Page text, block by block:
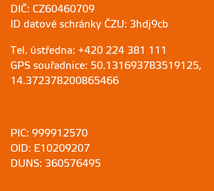
DIČ: CZ60460709
ID datové schránky ČZU: 3hdj9cb
Tel. ústředna: +420 224 381 111
GPS souřadnice: 50.131693783519125,
14.372378200865466
PIC: 999912570
OID: E10209207
DUNS: 360576495